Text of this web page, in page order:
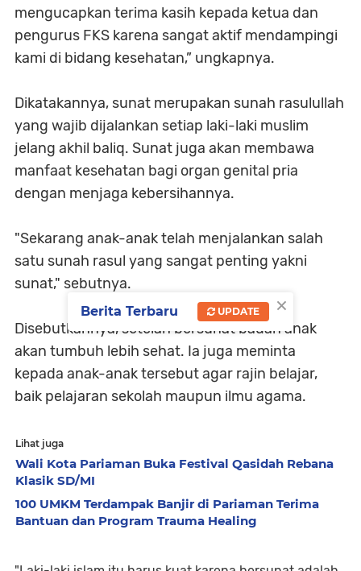
mengucapkan terima kasih kepada ketua dan
pengurus FKS karena sangat aktif mendampingi
kami di bidang kesehatan,” ungkapnya.
Dikatakannya, sunat merupakan sunah rasulullah
yang wajib dijalankan setiap laki-laki muslim
jelang akhil baliq. Sunat juga akan membawa
manfaat kesehatan bagi organ genital pria
dengan menjaga kebersihannya.
"Sekarang anak-anak telah menjalankan salah
satu sunah rasul yang sangat penting yakni
sunat," sebutnya.
Disebutkannya, setelah bersunat badan anak
akan tumbuh lebih sehat. Ia juga meminta
kepada anak-anak tersebut agar rajin belajar,
baik pelajaran sekolah maupun ilmu agama.
Lihat juga
Wali Kota Pariaman Buka Festival Qasidah Rebana
Klasik SD/MI
100 UMKM Terdampak Banjir di Pariaman Terima
Bantuan dan Program Trauma Healing
×
Berita Terbaru UPDATE